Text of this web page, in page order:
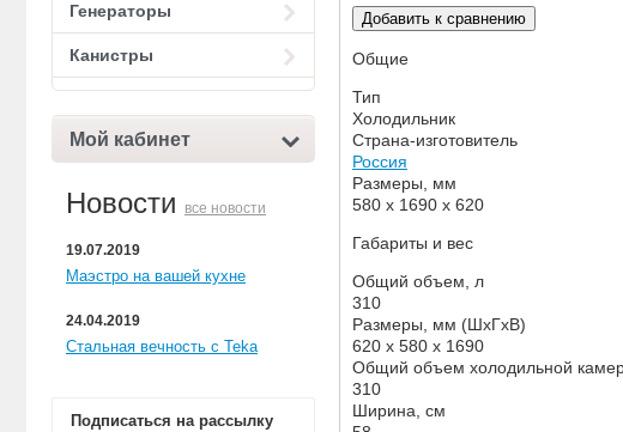
Генераторы
Канистры
Мой кабинет
Новости все новости
19.07.2019
Маэстро на вашей кухне
24.04.2019
Стальная вечность с Teka
Подписаться на рассылку
Добавить к сравнению
Общие
Тип
Холодильник
Страна-изготовитель
Россия
Размеры, мм
580 х 1690 х 620
Габариты и вес
Общий объем, л
310
Размеры, мм (ШхГхВ)
620 x 580 x 1690
Общий объем холодильной
310
Ширина, см